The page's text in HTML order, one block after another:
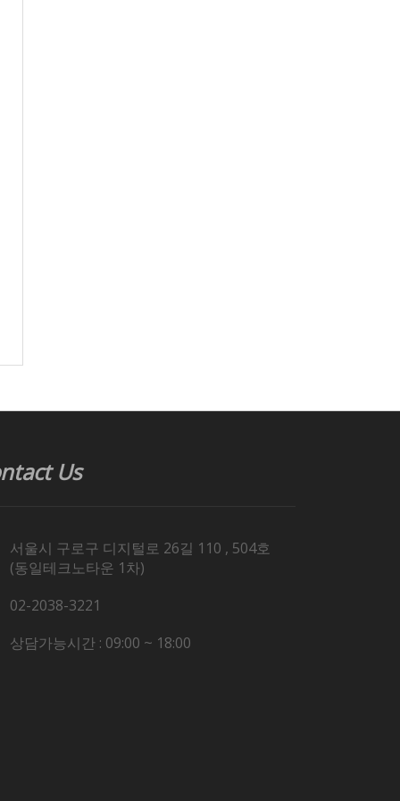
Us
서울시 구로구 디지털로 26길 110 , 504호
(동일테크노타운 1차)
02-2038-3221
상담가능시간 : 09:00 ~ 18:00